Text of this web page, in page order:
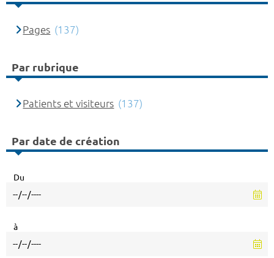
Pages (137)
Par rubrique
Patients et visiteurs (137)
Par date de création
Du
à